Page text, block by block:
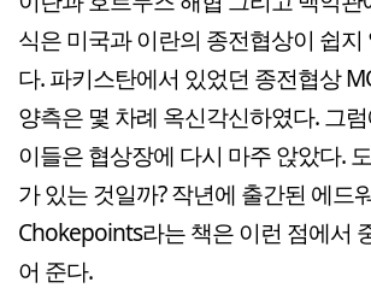
식은 미국과 이란의 종전협상이 쉽
다. 파키스탄에서 있었던 종전협상
양측은 몇 차례 옥신각신하였다. 그
이들은 협상장에 다시 마주 앉았다.
가 있는 것일까? 작년에 출간된 에드
Chokepoints라는 책은 이런 점에서
어 준다.